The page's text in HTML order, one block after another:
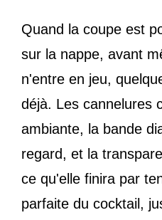
Quand la coupe est
sur la nappe, avant
n'entre en jeu,
déjà. Les cannelures
ambiante, la bande
regard, et la
ce qu'elle finira par
parfaite du cocktail,